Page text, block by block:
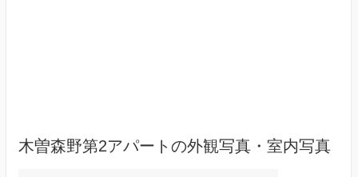
木曽森野第2アパートの外観写真・室内写真